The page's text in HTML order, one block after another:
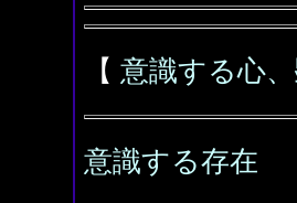
【 意識する心
意識する存在